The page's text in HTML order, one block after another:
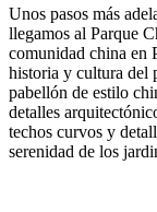
Unos pasos más
llegamos al Parque
comunidad china en
historia y cultura del
pabellón de estilo
detalles
techos curvos y
serenidad de los